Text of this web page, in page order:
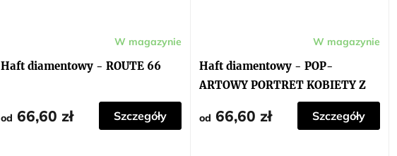
Haft diamentowy - ROUTE 66
W magazynie
od 66,60 zł Szczegóły
Haft diamentowy - POP-
ARTOWY PORTRET KOBIETY Z
W magazynie
od 66,60 zł Szczegóły